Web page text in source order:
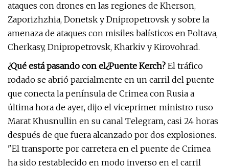
ataques con drones en las regiones de Kherson,
Zaporizhzhia, Donetsk y Dnipropetrovsk y sobre la
amenaza de ataques con misiles balísticos en Poltava,
Cherkasy, Dnipropetrovsk, Kharkiv y Kirovohrad.
¿Qué está pasando con el¿Puente Kerch? El tráfico
rodado se abrió parcialmente en un carril del puente
que conecta la península de Crimea con Rusia a
última hora de ayer, dijo el viceprimer ministro ruso
Marat Khusnullin en su canal Telegram, casi 24 horas
después de que fuera alcanzado por dos explosiones.
"El transporte por carretera en el puente de Crimea
ha sido restablecido en modo inverso en el carril